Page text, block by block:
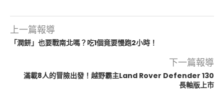
上一篇報導
「潤餅」也要戰南北嗎？吃1個竟要慢跑2小時！
下一篇報導
滿載8人的冒險出發！越野霸主Land Rover Defender 130
長軸版上市